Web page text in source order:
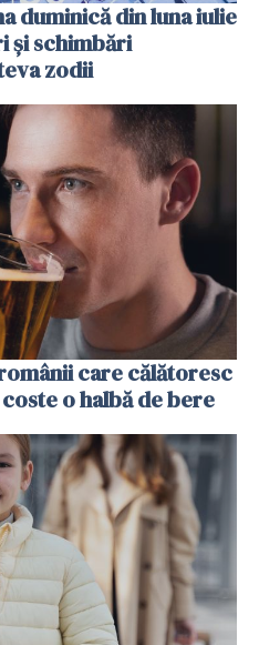
duminică din luna iulie
și schimbări
zodii
care călătoresc
o halbă de bere